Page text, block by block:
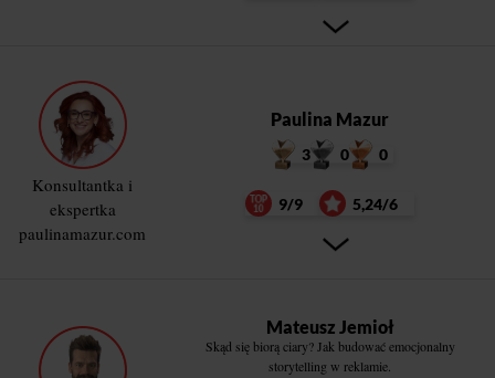
Konsultantka i
ekspertka
paulinamazur.com
Paulina Mazur
3 0 0
9/9 5,24/6
Mateusz Jemioł
Skąd się biorą ciary? Jak budować emocjonalny
storytelling w reklamie.